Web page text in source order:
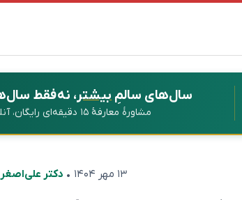
عمر
سال‌های سالمِبیشتر، نه فقط
مشاورهٔ معارفهٔ ۱۵ دقیقه‌ای رایگان، آنلاین
۱۳ مهر ۱۴۰۴ • دکتر